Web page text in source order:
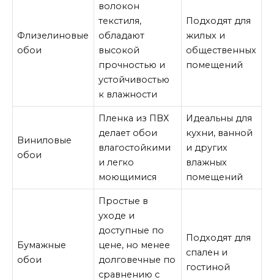
Флизелиновые
обои
волокон
текстиля,
обладают
высокой
прочностью и
устойчивостью
к влажности
Подходят для
жилых и
общественных
помещений
Виниловые
обои
Пленка из ПВХ
делает обои
влагостойкими
и легко
моющимися
Идеальны для
кухни, ванной
и других
влажных
помещений
Бумажные
обои
Простые в
уходе и
доступные по
цене, но менее
долговечные по
сравнению с
Подходят для
спален и
гостиной